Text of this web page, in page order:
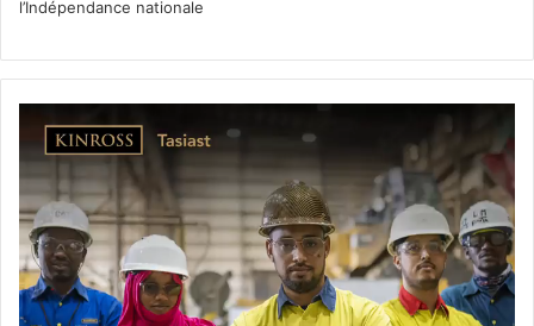
l’Indépendance nationale